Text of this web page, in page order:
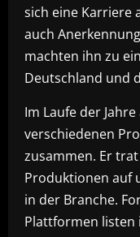
sich eine Karriere
auch
machten ihn zu
Deutschland und
Im Laufe der
verschiedenen
zusammen. Er
Produktionen auf
in der Branche.
Plattformen listen